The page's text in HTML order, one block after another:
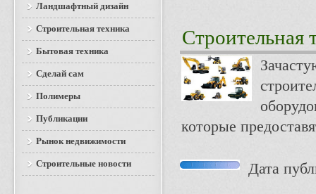
Строительная
которые
Дата
Ландшафтный дизайн
Строительная техника
Бытовая техника
Сделай сам
Полимеры
Публикации
Рынок недвижимости
Строительные новости